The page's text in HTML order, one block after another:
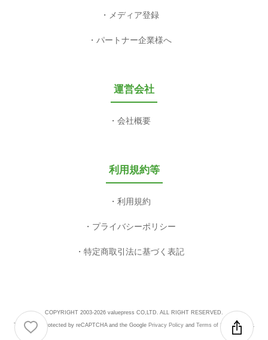
メディア登録
パートナー企業様へ
運営会社
会社概要
利用規約等
利用規約
プライバシーポリシー
特定商取引法に基づく表記
COPYRIGHT 2003-2026 valuepress CO,LTD. ALL RIGHT RESERVED.
This site is protected by reCAPTCHA and the Google Privacy Policyand Terms of Serviceapply.